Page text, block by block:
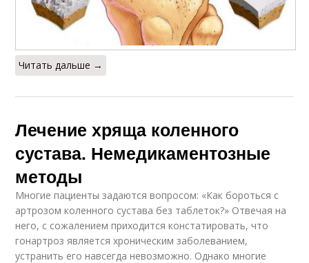
Читать дальше →
Лечение хряща коленного
сустава. Немедикаментозные
методы
Многие пациенты задаются вопросом: «Как бороться с
артрозом коленного сустава без таблеток?» Отвечая на
него, с сожалением приходится констатировать, что
гонартроз является хроническим заболеванием,
устранить его навсегда невозможно. Однако многие